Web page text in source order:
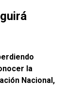
la
Nacional,